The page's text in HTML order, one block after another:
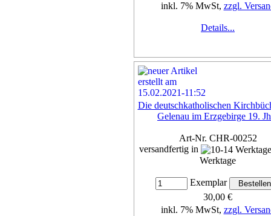
inkl. 7% MwSt, zzgl.
Details...
Die deutschkatholischen
Gelenau im Erzgebirge 19.
Art-Nr. CHR-00252
versandfertig in
Werktage
Exemplar
30,00 €
inkl. 7% MwSt, zzgl.